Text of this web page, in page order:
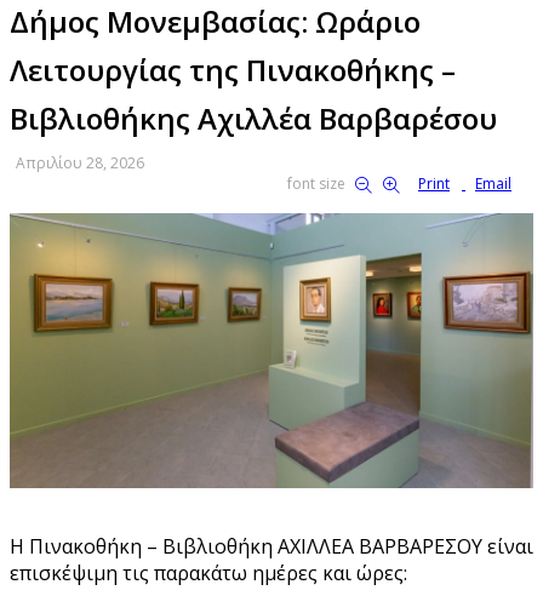
Δήμος Μονεμβασίας: Ωράριο
Λειτουργίας της Πινακοθήκης –
Βιβλιοθήκης Αχιλλέα Βαρβαρέσου
Απριλίου 28, 2026
font size
Print Email
Η Πινακοθήκη – Βιβλιοθήκη ΑΧΙΛΛΕΑ ΒΑΡΒΑΡΕΣΟΥ είναι
επισκέψιμη τις παρακάτω ημέρες και ώρες: